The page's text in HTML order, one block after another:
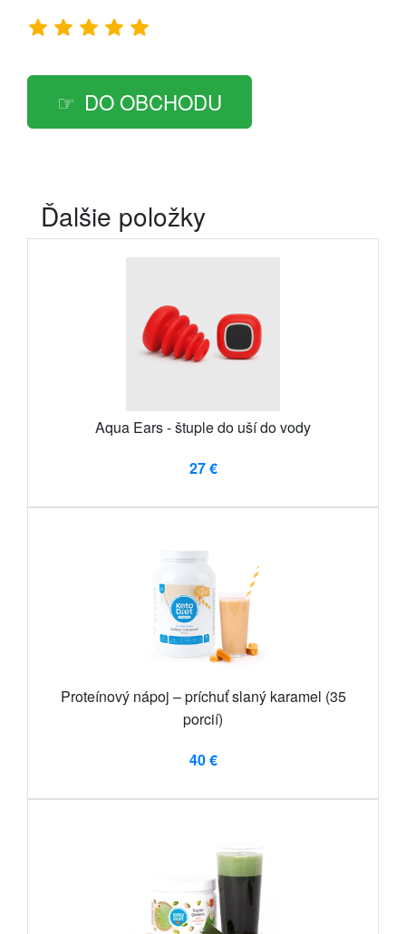
DO OBCHODU
Ďalšie položky
Aqua Ears - štuple do uší do vody
27 €
Proteínový nápoj – príchuť slaný karamel (35
porcií)
40 €